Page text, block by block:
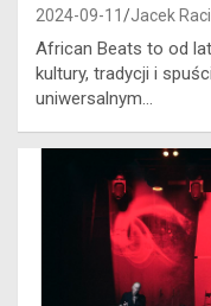
2024-09-11 Jacek
African Beats to od
kultury, tradycji i
uniwersalnym…